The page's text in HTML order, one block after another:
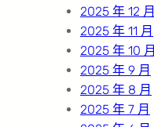
2025 年 12 月
2025 年 11 月
2025 年 10 月
2025 年 9 月
2025 年 8 月
2025 年 7 月